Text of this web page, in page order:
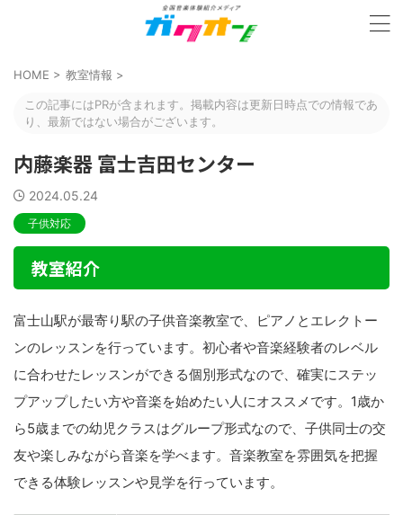
HOME > 教室情報 >
この記事にはPRが含まれます。掲載内容は更新日時点での情報であ
り、最新ではない場合がございます。
内藤楽器 富士吉田センター
2024.05.24
子供対応
教室紹介
富士山駅が最寄り駅の子供音楽教室で、ピアノとエレクトー
ンのレッスンを行っています。初心者や音楽経験者のレベル
に合わせたレッスンができる個別形式なので、確実にステッ
プアップしたい方や音楽を始めたい人にオススメです。1歳か
ら5歳までの幼児クラスはグループ形式なので、子供同士の交
友や楽しみながら音楽を学べます。音楽教室を雰囲気を把握
できる体験レッスンや見学を行っています。